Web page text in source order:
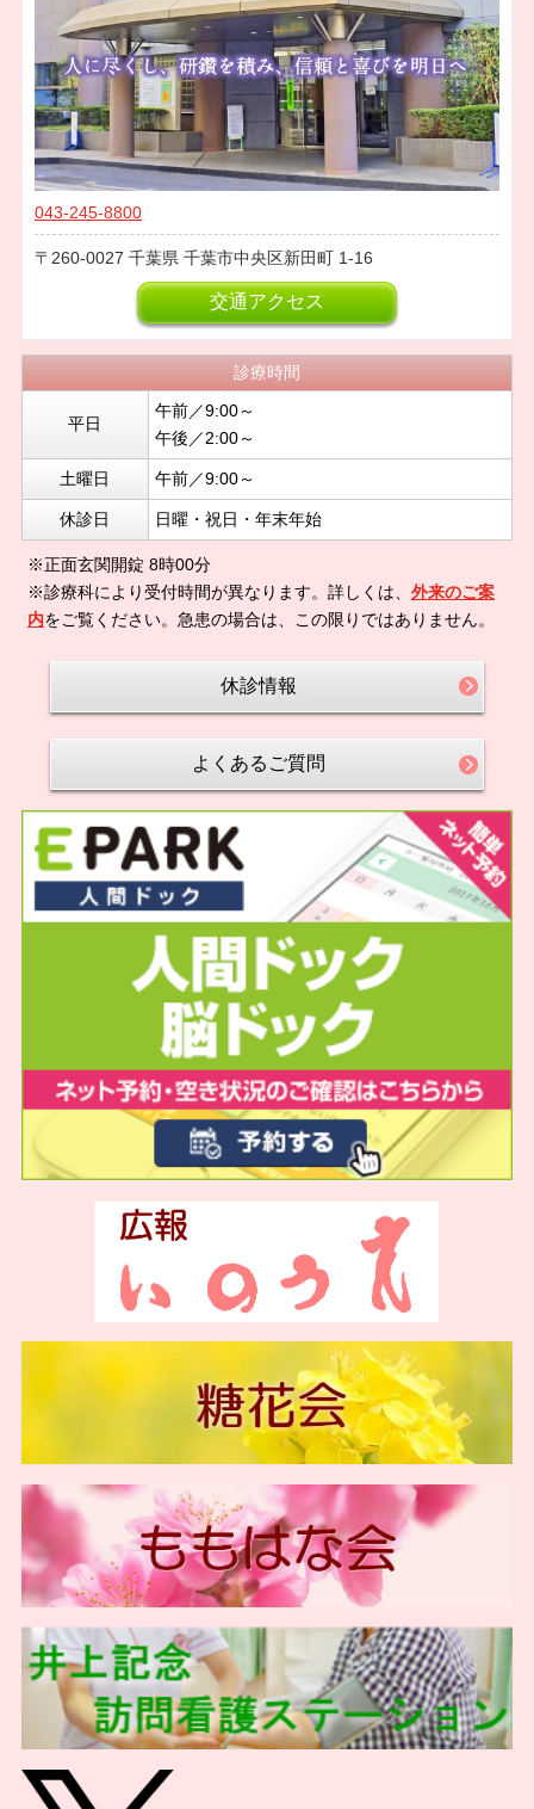
043-245-8800
260-0027 千葉県 千葉市中央区新田町 1-16
交通アクセス
診療時間
平日
午前／9:00～
午後／2:00～
土曜日 午前／9:00～
休診日 日曜・祝日・年末年始
※正面玄関開錠 8時00分
※診療科により受付時間が異なります。詳しくは、 外来のご案
内をご覧ください。急患の場合は、この限りではありません。
休診情報
よくあるご質問